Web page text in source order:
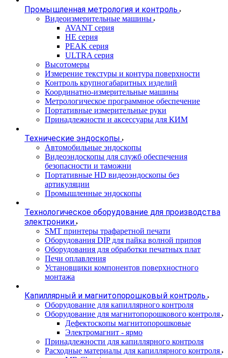
Промышленная метрология и контроль
Видеоизмерительные машины
AVANT серия
HE серия
PEAK серия
ULTRA серия
Высотомеры
Измерение текстуры и контура поверхности
Контроль крупногабаритных изделий
Координатно-измерительные машины
Метрологическое программное обеспечение
Портативные измерительные руки
Принадлежности и аксессуары для КИМ
Технические эндоскопы
Автомобильные эндоскопы
Видеоэндоскопы для служб обеспечения
безопасности и таможни
Портативные HD видеоэндоскопы без
артикуляции
Промышленные эндоскопы
Технологическое оборудование для производства
электроники
SMT принтеры трафаретной печати
Оборудования DIP для пайка волной припоя
Оборудования для обработки печатных плат
Печи оплавления
Установщики компонентов поверхностного
монтажа
Капиллярный и магнитопорошковый контроль
Оборудование для капиллярного контроля
Оборудование для магнитопорошкового контроля
Дефектоскопы магнитопорошковые
Электромагнит - ярмо
Принадлежности для капиллярного контроля
Расходные материалы для капиллярного контроля